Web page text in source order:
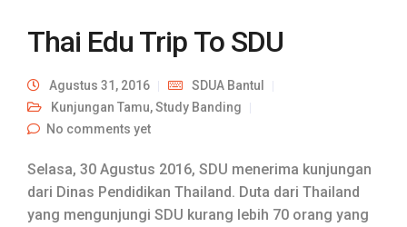
Thai Edu Trip To SDU
Agustus 31, 2016
SDUA Bantul
Kunjungan Tamu,Study Banding
No comments yet
Selasa, 30 Agustus 2016, SDU menerima kunjungan
dari Dinas Pendidikan Thailand. Duta dari Thailand
yang mengunjungi SDU kurang lebih 70 orang yang